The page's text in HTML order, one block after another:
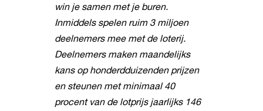
win je samen met je buren.
Inmiddels spelen ruim 3 miljoen
deelnemers mee met de loterij.
Deelnemers maken maandelijks
kans op honderdduizenden prijzen
en steunen met minimaal 40
procent van de lotprijs jaarlijks 146